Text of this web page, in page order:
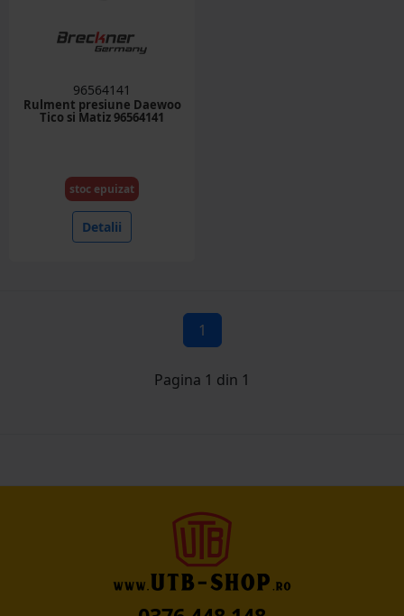
96564141
Rulment presiune Daewoo
Tico si Matiz 96564141
stoc epuizat
Detalii
1
Pagina 1 din 1